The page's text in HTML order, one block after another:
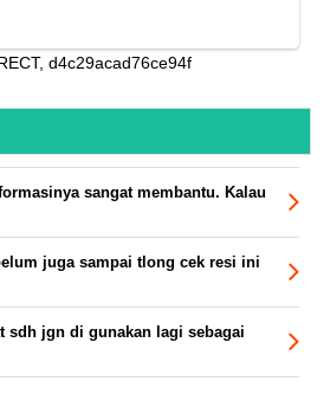
d4c29acad76ce94f
sangat membantu. Kalau
juga sampai tlong cek resi ini
sdh jgn di gunakan lagi sebagai